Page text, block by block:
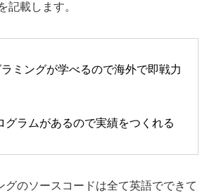
記載します。
ラミングが学べるので海外で即戦力
グラムがあるので実績をつくれる
グのソースコードは全て英語でできて